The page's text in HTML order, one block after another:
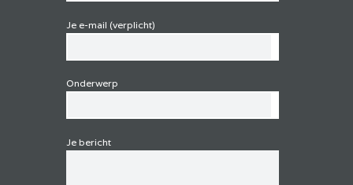
Je e-mail (verplicht)
Onderwerp
Je bericht